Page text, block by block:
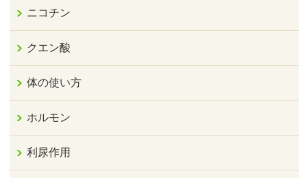
ニコチン
クエン酸
体の使い方
ホルモン
利尿作用